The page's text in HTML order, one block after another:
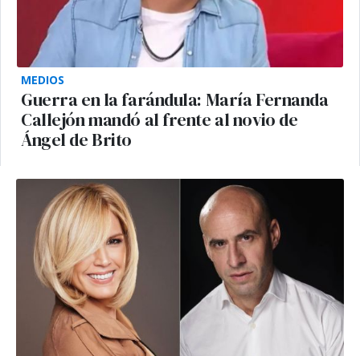
MEDIOS
Guerra en la farándula: María Fernanda
Callejón mandó al frente al novio de
Ángel de Brito